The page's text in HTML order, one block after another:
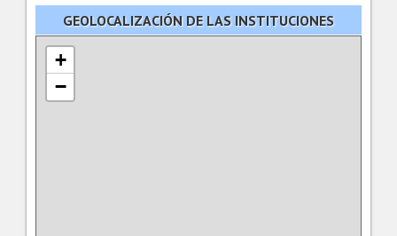
GEOLOCALIZACIÓN DE LAS INSTITUCIONES
+
−